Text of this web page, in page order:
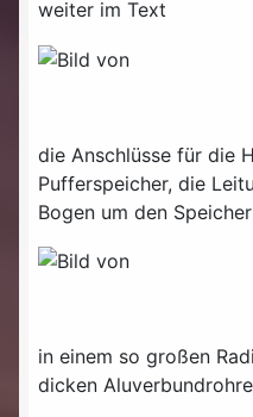
weiter im Text
die Anschlüsse für die
Pufferspeicher, die
Bogen um den
in einem so großen
dicken